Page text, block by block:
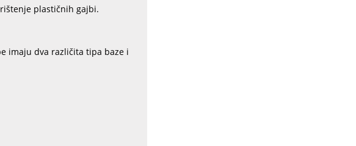
plastičnih gajbi.
imaju dva različita tipa baze i